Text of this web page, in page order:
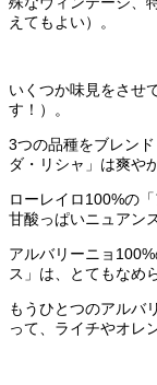
えてもよい）。
いくつか味見をさせ
す！）。
3つの品種をブレン
ダ・リシャ」は爽や
ローレイロ100%の
甘酸っぱいニュアンス
アルバリーニョ
ス」は、とてもなめ
もうひとつのアルバ
って、ライチやオレ